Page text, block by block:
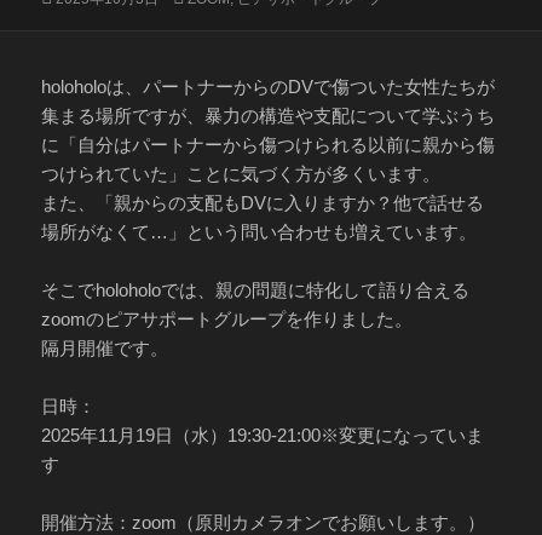
ー
holoholoは、パートナーからのDVで傷ついた女性たちが
集まる場所ですが、暴力の構造や支配について学ぶうち
に「自分はパートナーから傷つけられる以前に親から傷
つけられていた」ことに気づく方が多くいます。
また、「親からの支配もDVに入りますか？他で話せる
場所がなくて…」という問い合わせも増えています。
そこでholoholoでは、親の問題に特化して語り合える
zoomのピアサポートグループを作りました。
隔月開催です。
日時：
2025年11月19日（水）19:30-21:00※変更になっていま
す
開催方法：zoom（原則カメラオンでお願いします。）